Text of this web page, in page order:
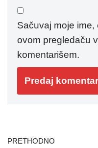
Sačuvaj moje
ovom pregledaču
komentarišem.
PRETHODNO